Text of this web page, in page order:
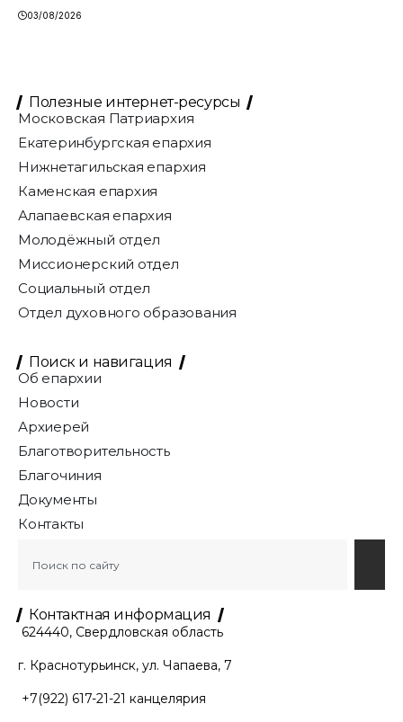
03/08/2026
Полезные интернет-ресурсы
Московская Патриархия
Екатеринбургская епархия
Нижнетагильская епархия
Каменская епархия
Алапаевская епархия
Молодёжный отдел
Миссионерский отдел
Социальный отдел
Отдел духовного образования
Поиск и навигация
Об епархии
Новости
Архиерей
Благотворительность
Благочиния
Документы
Контакты
Контактная информация
624440, Свердловская область
г. Краснотурьинск, ул. Чапаева, 7
+7(922) 617-21-21 канцелярия